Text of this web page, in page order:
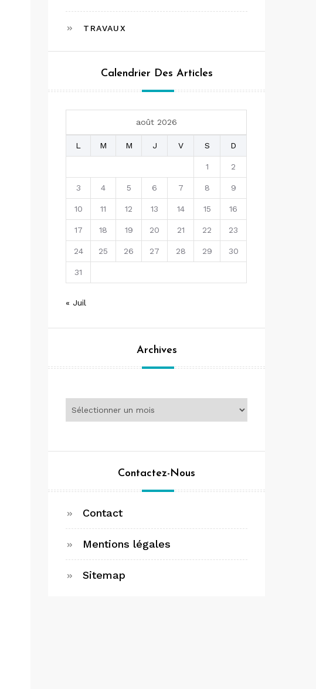
TRAVAUX
Calendrier Des Articles
août 2026
L M M J V S D
1 2
3 4 5 6 7 8 9
10 11 12 13 14 15 16
17 18 19 20 21 22 23
24 25 26 27 28 29 30
31
« Juil
Archives
Contactez-Nous
Contact
Mentions légales
Sitemap